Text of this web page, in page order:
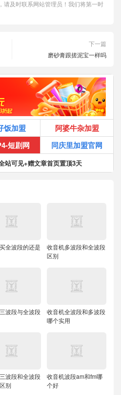
请及时联系网站管理员！我们将第一时
下一篇
磨砂膏跟搓泥宝一样吗
饭加盟
阿婆牛杂加盟
短剧网 同庆里加盟官网
站可见+赠文章首页置顶3天
全波段的还是
收音机多波段和全波段
区别
波段与全波段
收音机全波段和多波段
哪个实用
波段和全波段
别
收音机波段am和fm哪
个好